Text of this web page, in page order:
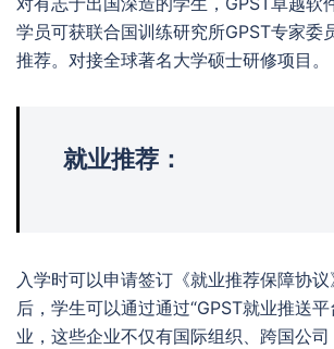
学员可获联合国训练研究所GPST专家委
推荐。对接全球著名大学硕士研修项目。
就业推荐：
入学时可以申请签订《就业推荐保障协
后，学生可以通过通过“GPST就业推送
业，这些企业不仅有国际组织、跨国公